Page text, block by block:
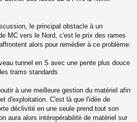
le principal obstacle à un
MC vers le Nord, c'est le prix des rames
alors pour remédier à ce problème:
tunnel en S avec une pente plus douce
trams standards
à une meilleure gestion du matériel afin
d'exploitation. C'est là que l'idée de
déclivité en une seule prend tout son
aura alors intéropérabilité de matériel sur